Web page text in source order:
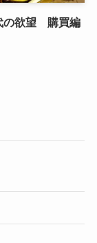
の欲望 購買編